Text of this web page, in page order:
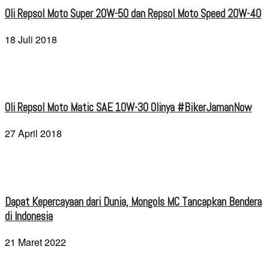
Oli Repsol Moto Super 20W-50 dan Repsol Moto Speed 20W-40
18 Juli 2018
Oli Repsol Moto Matic SAE 10W-30 Olinya #BikerJamanNow
27 April 2018
Dapat Kepercayaan dari Dunia, Mongols MC Tancapkan Bendera
di Indonesia
21 Maret 2022